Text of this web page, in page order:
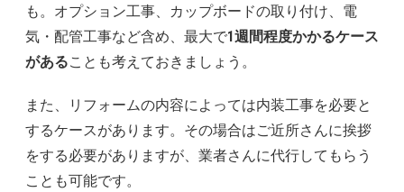
も。オプション工事、カップボードの取り付け、電
気・配管工事など含め、最大で1週間程度かかるケース
があることも考えておきましょう。
また、リフォームの内容によっては内装工事を必要と
するケースがあります。その場合はご近所さんに挨拶
をする必要がありますが、業者さんに代行してもらう
ことも可能です。